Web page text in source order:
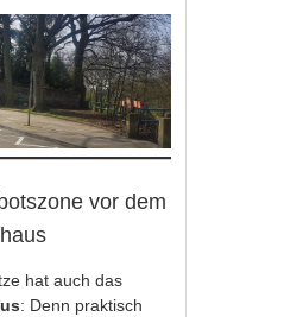
vor dem
hat auch das
: Denn praktisch